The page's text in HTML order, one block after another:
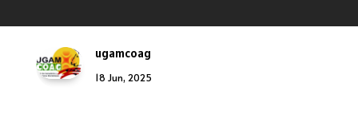
ugamcoag
18 Jun, 2025